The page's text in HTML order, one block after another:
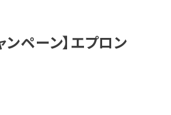
ンペーン】エプロン